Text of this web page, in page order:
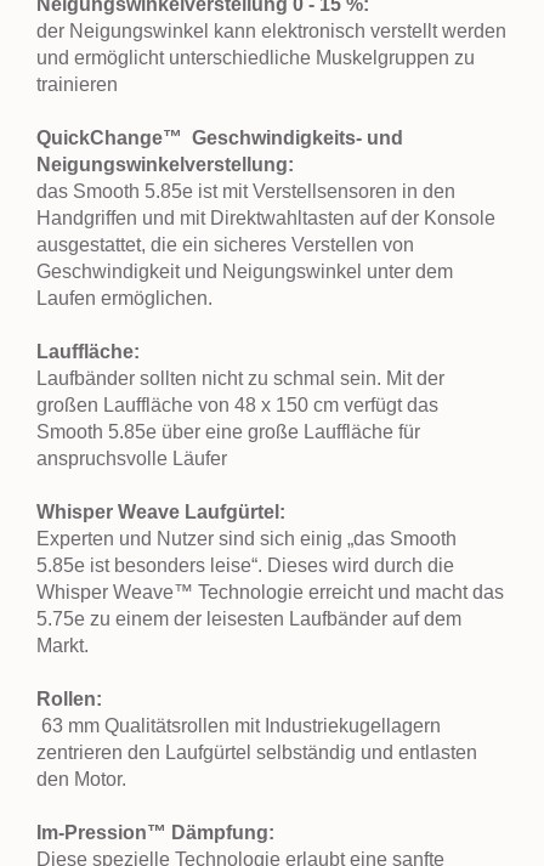
der Neigungswinkel kann elektronisch verstellt werden
und ermöglicht unterschiedliche Muskelgruppen zu
trainieren
QuickChange™ Geschwindigkeits- und
Neigungswinkelverstellung:
das Smooth 5.85e ist mit Verstellsensoren in den
Handgriffen und mit Direktwahltasten auf der Konsole
ausgestattet, die ein sicheres Verstellen von
Geschwindigkeit und Neigungswinkel unter dem
Laufen ermöglichen.
Lauffläche:
Laufbänder sollten nicht zu schmal sein. Mit der
großen Lauffläche von 48 x 150 cm verfügt das
Smooth 5.85e über eine große Lauffläche für
anspruchsvolle Läufer
Whisper Weave Laufgürtel:
Experten und Nutzer sind sich einig „das Smooth
5.85e ist besonders leise“. Dieses wird durch die
Whisper Weave™ Technologie erreicht und macht das
5.75e zu einem der leisesten Laufbänder auf dem
Markt.
Rollen:
63 mm Qualitätsrollen mit Industriekugellagern
zentrieren den Laufgürtel selbständig und entlasten
den Motor.
Im-Pression™ Dämpfung:
Diese spezielle Technologie erlaubt eine sanfte